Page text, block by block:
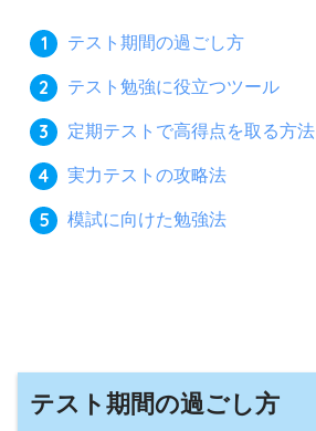
テスト期間の過ごし方
テスト勉強に役立つツール
定期テストで高得点を取る方法
実力テストの攻略法
模試に向けた勉強法
テスト期間の過ごし方